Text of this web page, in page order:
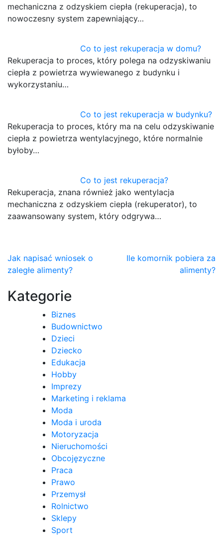
mechaniczna z odzyskiem ciepła (rekuperacja), to
nowoczesny system zapewniający…
Co to jest rekuperacja w domu?
Rekuperacja to proces, który polega na odzyskiwaniu
ciepła z powietrza wywiewanego z budynku i
wykorzystaniu…
Co to jest rekuperacja w budynku?
Rekuperacja to proces, który ma na celu odzyskiwanie
ciepła z powietrza wentylacyjnego, które normalnie
byłoby…
Co to jest rekuperacja?
Rekuperacja, znana również jako wentylacja
mechaniczna z odzyskiem ciepła (rekuperator), to
zaawansowany system, który odgrywa…
Nawigacja
wpisu
Jak napisać wniosek o
zaległe alimenty?
Ile komornik pobiera za
alimenty?
Kategorie
Biznes
Budownictwo
Dzieci
Dziecko
Edukacja
Hobby
Imprezy
Marketing i reklama
Moda
Moda i uroda
Motoryzacja
Nieruchomości
Obcojęzyczne
Praca
Prawo
Przemysł
Rolnictwo
Sklepy
Sport